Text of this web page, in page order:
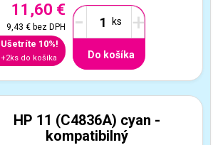
11,60 €
9,43 €bez DPH
Ušetríte 10%!
+2ks do košíka
- +
Do košíka
HP 11 (C4836A) cyan -
kompatibilný